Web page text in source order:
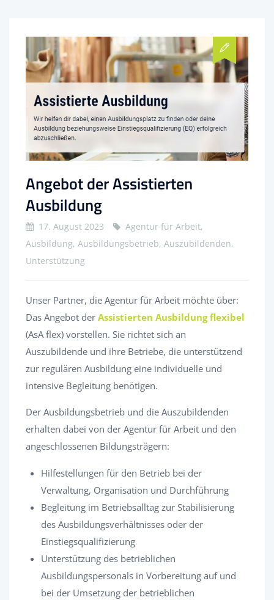
Angebot der Assistierten
Ausbildung
17. August 2023
Agentur für Arbeit,
Ausbildung, Ausbildungsbetrieb, Auszubildenden,
Unterstützung
Unser Partner, die Agentur für Arbeit möchte über:
Das Angebot der Assistierten Ausbildung flexibel
(AsA flex) vorstellen. Sie richtet sich an
Auszubildende und ihre Betriebe, die unterstützend
zur regulären Ausbildung eine individuelle und
intensive Begleitung benötigen.
Der Ausbildungsbetrieb und die Auszubildenden
erhalten dabei von der Agentur für Arbeit und den
angeschlossenen Bildungsträgern:
Hilfestellungen für den Betrieb bei der
Verwaltung, Organisation und Durchführung
Begleitung im Betriebsalltag zur Stabilisierung
des Ausbildungsverhältnisses oder der
Einstiegsqualifizierung
Unterstützung des betrieblichen
Ausbildungspersonals in Vorbereitung auf und
bei der Umsetzung der betrieblichen